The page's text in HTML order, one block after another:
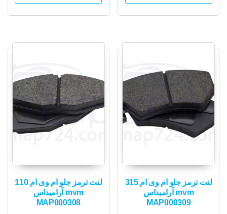
لنت ترمز جلو ام وی ام 315
mvm آرامیداس
MAP000309
لنت ترمز جلو ام وی ام 110
mvm آرامیداس
MAP000308